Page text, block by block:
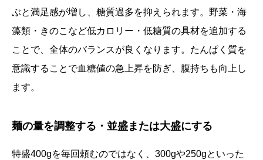
ぶと満足感が増し、糖質過多を抑えられます。野菜・海
藻類・きのこなど低カロリー・低糖質の具材を追加する
ことで、全体のバランスが良くなります。たんぱく質を
意識することで血糖値の急上昇を防ぎ、腹持ちも向上し
ます。
麺の量を調整する・並盛または大盛にする
特盛400gを毎回頼むのではなく、300gや250gといった